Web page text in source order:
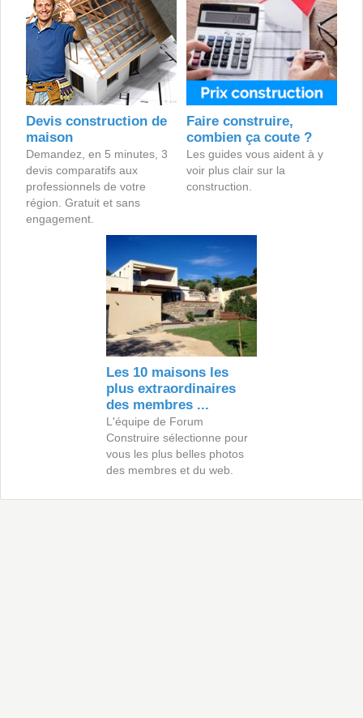
Devis construction de
maison
Demandez, en 5 minutes, 3
devis comparatifs aux
professionnels de votre
région. Gratuit et sans
engagement.
Faire construire,
combien ça coute ?
Les guides vous aident à y
voir plus clair sur la
construction.
Les 10 maisons les
plus extraordinaires
des membres ...
L'équipe de Forum
Construire sélectionne pour
vous les plus belles photos
des membres et du web.